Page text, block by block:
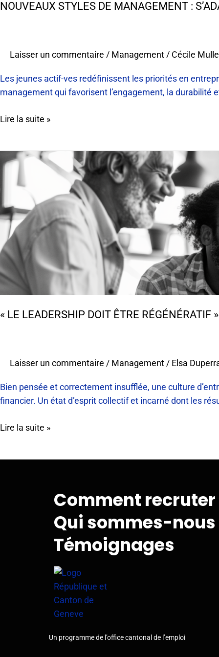
NOUVEAUX STYLES DE MANAGEMENT :
Laisser un commentaire / Management/ Cécile
Les jeunes actif-ves redéfinissent les priorités en
management qui favorisent l’engagement, la durabilité
Lire la suite »
« LE LEADERSHIP DOIT ÊTRE
Laisser un commentaire / Management/ Elsa
Bien pensée et correctement insufflée, une culture
financier. Un état d’esprit collectif et incarné dont les
« Le
leadership
régénératif »
la
clé
du
management
de
demain
Lire la suite »
Comment recruter
Qui sommes-nous
Témoignages
Un programme de l’office cantonal de l’emploi